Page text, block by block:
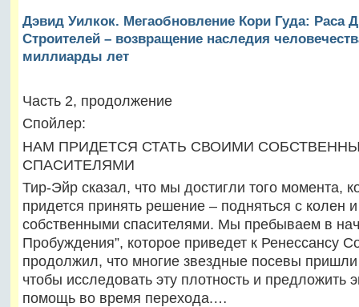
Дэвид Уилкок. Мегаобновление Кори Гуда: Раса
Строителей – возвращение наследия
миллиарды лет
Часть 2, продолжение
Спойлер:
НАМ ПРИДЕТСЯ СТАТЬ СВОИМИ
СПАСИТЕЛЯМИ
Тир-Эйр сказал, что мы достигли того момента,
придется принять решение – подняться с колен
собственными спасителями. Мы пребываем в
Пробуждения”, которое приведет к Ренессансу
продолжил, что многие звездные посевы
чтобы исследовать эту плотность и предложить
помощь во время перехода.…